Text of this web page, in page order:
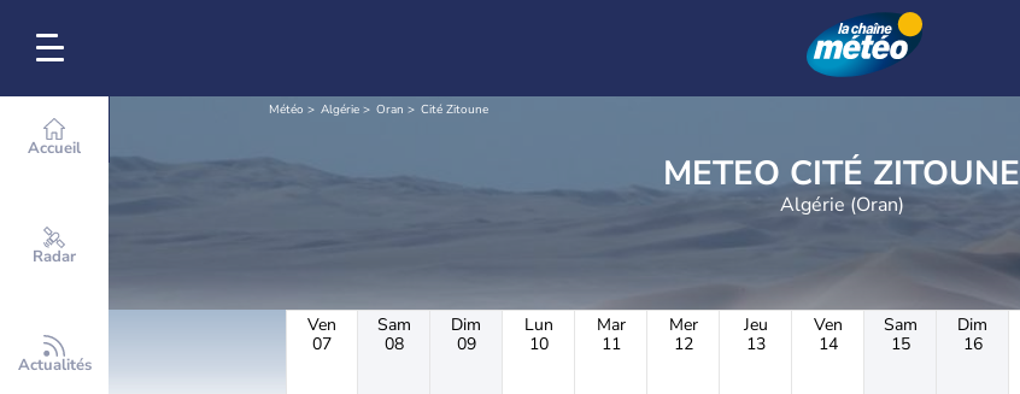
Accueil
Radar
Actualités
Météo Algérie Oran Cité Zitoune
METEO CITÉ ZITOUNE
Algérie (Oran)
Ven
07
Sam
08
Dim
09
Lun
10
Mar
11
Mer
12
Jeu
13
Ven
14
Sam
15
Dim
16